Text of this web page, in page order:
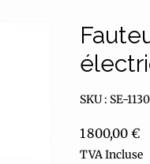
SKU : SE-
1 800,00 €
TVA Incluse